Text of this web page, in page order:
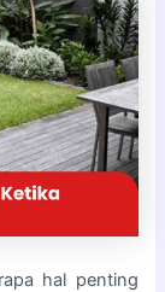
hal penting